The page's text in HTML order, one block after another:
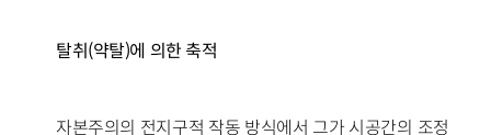
탈취(약탈)에 의한 축적
자본주의의 전지구적 작동 방식에서 그가 시공간의 조정